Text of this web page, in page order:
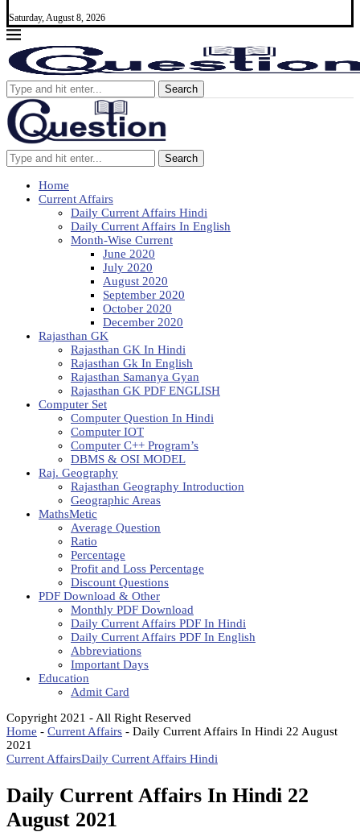
Saturday, August 8, 2026
Search
Search
Home
Current Affairs
Daily Current Affairs Hindi
Daily Current Affairs In English
Month-Wise Current
June 2020
July 2020
August 2020
September 2020
October 2020
December 2020
Rajasthan GK
Rajasthan GK In Hindi
Rajasthan Gk In English
Rajasthan Samanya Gyan
Rajasthan GK PDF ENGLISH
Computer Set
Computer Question In Hindi
Computer IOT
Computer C++ Program’s
DBMS & OSI MODEL
Raj. Geography
Rajasthan Geography Introduction
Geographic Areas
MathsMetic
Average Question
Ratio
Percentage
Profit and Loss Percentage
Discount Questions
PDF Download & Other
Monthly PDF Download
Daily Current Affairs PDF In Hindi
Daily Current Affairs PDF In English
Abbreviations
Important Days
Education
Admit Card
Copyright 2021 - All Right Reserved
Home - Current Affairs - Daily Current Affairs In Hindi 22 August
2021
Current AffairsDaily Current Affairs Hindi
Daily Current Affairs In Hindi 22
August 2021